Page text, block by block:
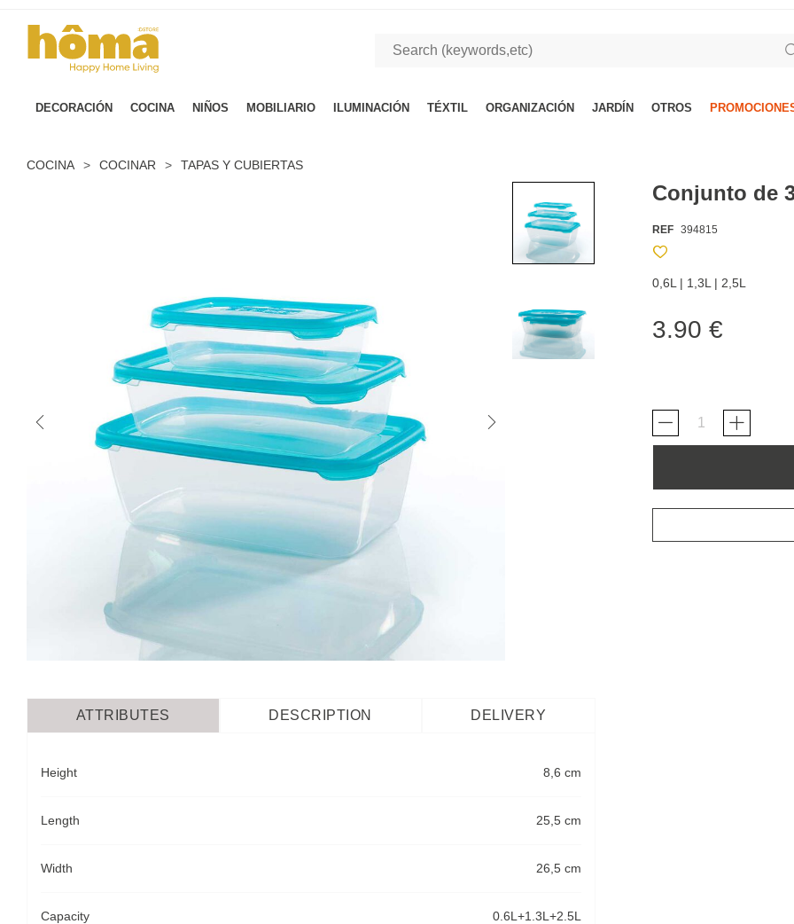
DECORACIÓN COCINA NIÑOS MOBILIARIO ILUMINACIÓN TÉXTIL ORGANIZACIÓN JARDÍN OTROS
COCINA > COCINAR > TAPAS Y CUBIERTAS
Conjunto de
REF 394815
0,6L | 1,3L | 2,5L
3.90 €
ATTRIBUTES DESCRIPTION DELIVERY
Height 8,6 cm
Length 25,5 cm
Width 26,5 cm
Capacity 0.6L+1.3L+2.5L